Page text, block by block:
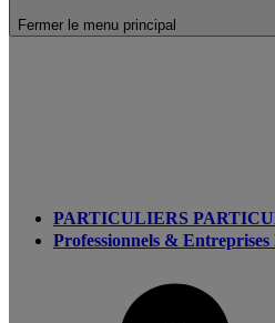
Fermer le menu principal
PARTICULIERS
Professionnels & Entreprises